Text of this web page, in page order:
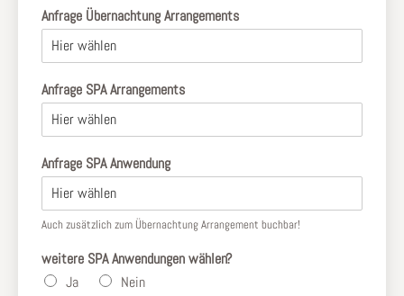
Anfrage Übernachtung Arrangements
Anfrage SPA Arrangements
Anfrage SPA Anwendung
Auch zusätzlich zum Übernachtung Arrangement buchbar!
weitere SPA Anwendungen wählen?
Ja
Nein